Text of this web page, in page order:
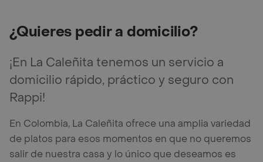
¿Quieres pedir a domicilio?
¡En La Caleñita tenemos un servicio a
domicilio rápido, práctico y seguro con
Rappi!
En Colombia, La Caleñita ofrece una amplia variedad
de platos para esos momentos en que no queremos
salir de nuestra casa y lo único que deseamos es